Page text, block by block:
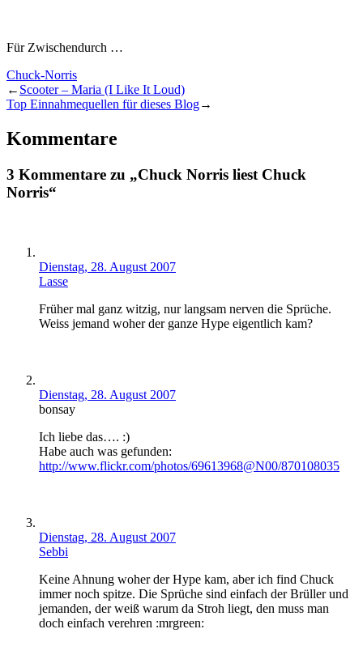
Für Zwischendurch …
Chuck-Norris
← Scooter – Maria (I Like It Loud)
Top Einnahmequellen für dieses Blog→
Kommentare
3 Kommentare zu „Chuck Norris liest Chuck
Norris“
Dienstag, 28. August 2007
Lasse
Früher mal ganz witzig, nur langsam nerven die Sprüche.
Weiss jemand woher der ganze Hype eigentlich kam?
Dienstag, 28. August 2007
bonsay
Ich liebe das…. :)
Habe auch was gefunden:
http://www.flickr.com/photos/69613968@N00/870108035
Dienstag, 28. August 2007
Sebbi
Keine Ahnung woher der Hype kam, aber ich find Chuck
immer noch spitze. Die Sprüche sind einfach der Brüller und
jemanden, der weiß warum da Stroh liegt, den muss man
doch einfach verehren :mrgreen: